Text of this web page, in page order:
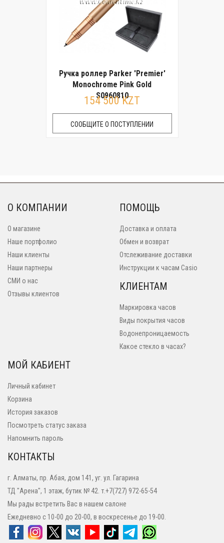
Ручка роллер Parker 'Premier'
Monochrome Pink Gold
S0960810
154 500 KZT
СООБЩИТЕ О ПОСТУПЛЕНИИ
О КОМПАНИИ
О магазине
Наше портфолио
Наши клиенты
Наши партнеры
СМИ о нас
Отзывы клиентов
ПОМОЩЬ
Доставка и оплата
Обмен и возврат
Отслеживание доставки
Инструкции к часам Casio
КЛИЕНТАМ
Маркировка часов
Виды покрытия часов
Водонепроницаемость
Какое стекло в часах?
МОЙ КАБИЕНТ
Личный кабинет
Корзина
История заказов
Посмотреть статус заказа
Напомнить пароль
КОНТАКТЫ
г. Алматы, пр. Абая, дом 141, уг. ул. Гагарина
ТД "Арена", 1 этаж, бутик № 42. т.+7(727) 972-65-54
Мы рады встретить Вас в нашем салоне
Ежедневно с 10-00 до 20-00, в воскресенье до 19-00.